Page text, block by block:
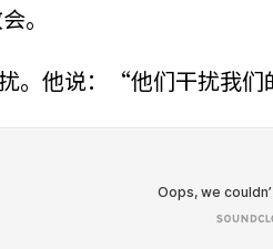
。
。他说：“他们干扰我